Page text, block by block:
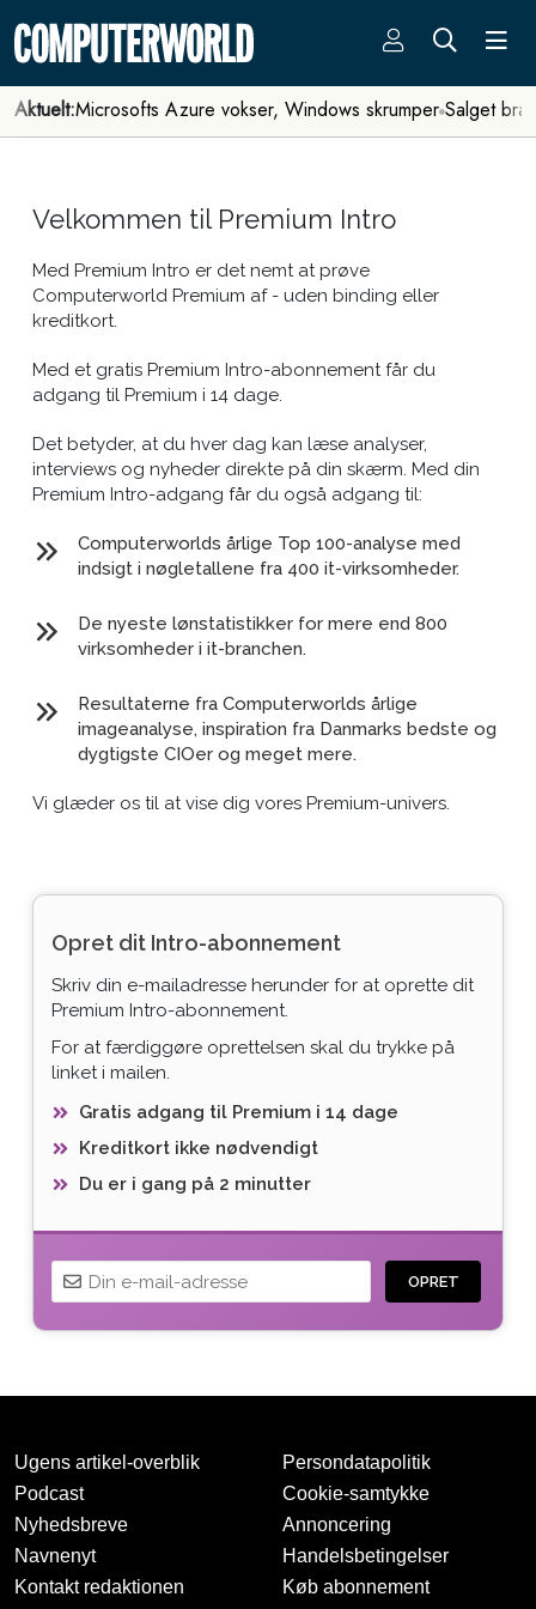
Aktuelt:Microsofts Azure vokser, Windows skrumper Salget
Velkommen til Premium Intro
Med Premium Intro er det nemt at prøve
Computerworld Premium af - uden binding eller
kreditkort.
Med et gratis Premium Intro-abonnement får du
adgang til Premium i 14 dage.
Det betyder, at du hver dag kan læse analyser,
interviews og nyheder direkte på din skærm. Med din
Premium Intro-adgang får du også adgang til:
Computerworlds årlige Top 100-analyse med
indsigt i nøgletallene fra 400 it-virksomheder.
De nyeste lønstatistikker for mere end 800
virksomheder i it-branchen.
Resultaterne fra Computerworlds årlige
imageanalyse, inspiration fra Danmarks bedste og
dygtigste CIOer og meget mere.
Vi glæder os til at vise dig vores Premium-univers.
Opret dit Intro-abonnement
Skriv din e-mailadresse herunder for at oprette dit
Premium Intro-abonnement.
For at færdiggøre oprettelsen skal du trykke på
linket i mailen.
Gratis adgang til Premium i 14 dage
Kreditkort ikke nødvendigt
Du er i gang på 2 minutter
OPRET
Tak for oprettelsen
Ugens artikel-overblik
Podcast
Nyhedsbreve
Navnenyt
Kontakt redaktionen
Persondatapolitik
Cookie-samtykke
Annoncering
Handelsbetingelser
Køb abonnement